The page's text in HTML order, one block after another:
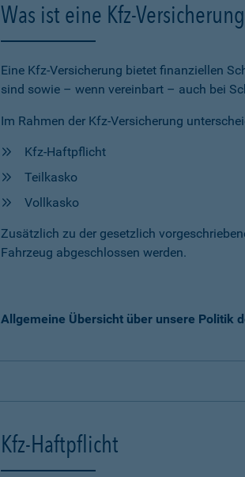
Was ist eine Kfz-
Eine Kfz-Versicherung bietet finanziellen
sind sowie – wenn vereinbart – auch bei
Im Rahmen der Kfz-Versicherung
Kfz-Haftpflicht
Teilkasko
Vollkasko
Zusätzlich zu der gesetzlich
Fahrzeug abgeschlossen werden.
Allgemeine Übersicht über unsere Politik
Kfz-Haftpflicht